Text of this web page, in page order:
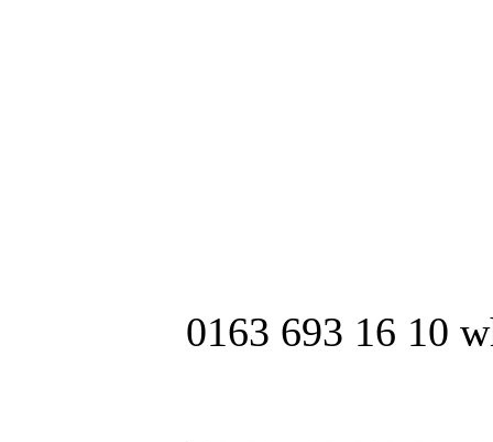
0163 693 16 10